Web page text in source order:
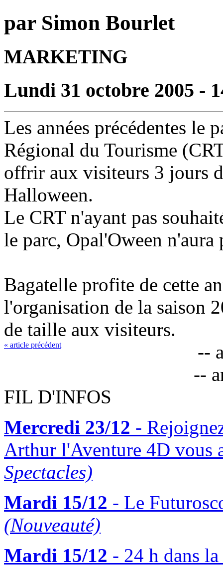
par Simon Bourlet
MARKETING
Lundi 31 octobre 2005 -
Les années précédentes le
Régional du Tourisme
offrir aux visiteurs 3 jours
Halloween.
Le CRT n'ayant pas
le parc, Opal'Oween n'aura
Bagatelle profite de cette
l'organisation de la saison
de taille aux visiteurs.
« article précédent
--
--
FIL D'INFOS
Mercredi 23/12 -
Arthur l'Aventure 4D vous
Spectacles)
Mardi 15/12 - Le
(Nouveauté)
Mardi 15/12 - 24 h dans